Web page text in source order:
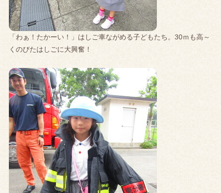
「わぁ！たかーい！」はしご車ながめる子どもたち。30ｍも高～
くのびたはしごに大興奮！